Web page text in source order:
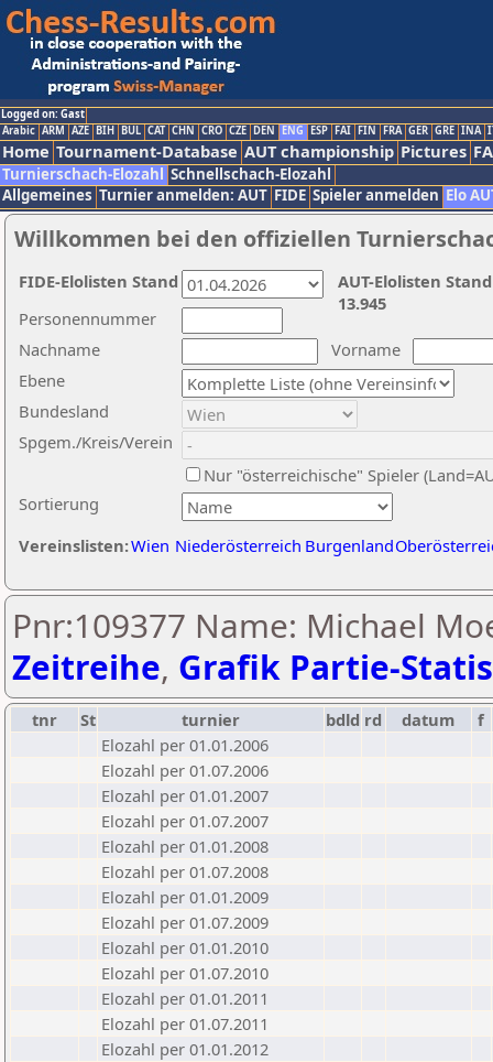
Logged on: Gast
Arabic ARM AZE BIH BUL CAT CHN CRO CZE DEN ENG ESP FAI FIN FRA GER GRE INA
Home Tournament-Database AUT championship Pictures
Turnierschach-Elozahl Schnellschach-Elozahl
Allgemeines Turnier anmelden: AUT FIDE Spieler anmelden Elo
Willkommen bei den offiziellen
Nachname
Vorname
Ebene
Sortierung
Personennummer
Bundesland
Spgem./Kreis/Verein
Nur "österreichische" Spieler
Vereinslisten:Wien Niederösterreich Burgenland
AUT-Elolisten
13.945
FIDE-Elolisten Stand
Pnr:109377 Name: Michael
Zeitreihe, Grafik Partie-
tnr St turnier bdld rd datum
f
Elozahl per 01.01.2006
Elozahl per 01.07.2006
Elozahl per 01.01.2007
Elozahl per 01.07.2007
Elozahl per 01.01.2008
Elozahl per 01.07.2008
Elozahl per 01.01.2009
Elozahl per 01.07.2009
Elozahl per 01.01.2010
Elozahl per 01.07.2010
Elozahl per 01.01.2011
Elozahl per 01.07.2011
Elozahl per 01.01.2012